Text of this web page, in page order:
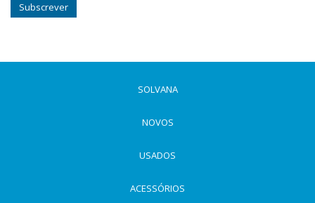
Subscrever
SOLVANA
NOVOS
USADOS
ACESSÓRIOS